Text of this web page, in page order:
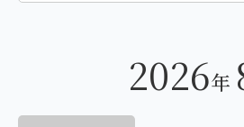
2026年